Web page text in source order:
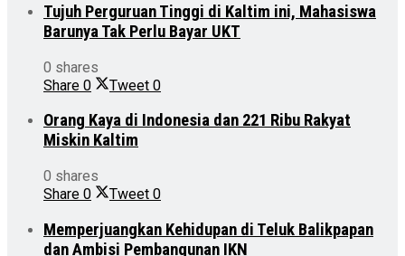
Tujuh Perguruan Tinggi di Kaltim ini, Mahasiswa
Barunya Tak Perlu Bayar UKT
0 shares
Share 0 Tweet 0
Orang Kaya di Indonesia dan 221 Ribu Rakyat
Miskin Kaltim
0 shares
Share 0 Tweet 0
Memperjuangkan Kehidupan di Teluk Balikpapan
dan Ambisi Pembangunan IKN